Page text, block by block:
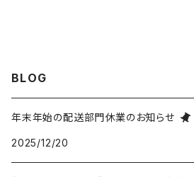
BLOG
年末年始の配送部門休業のお知らせ
2025/12/20